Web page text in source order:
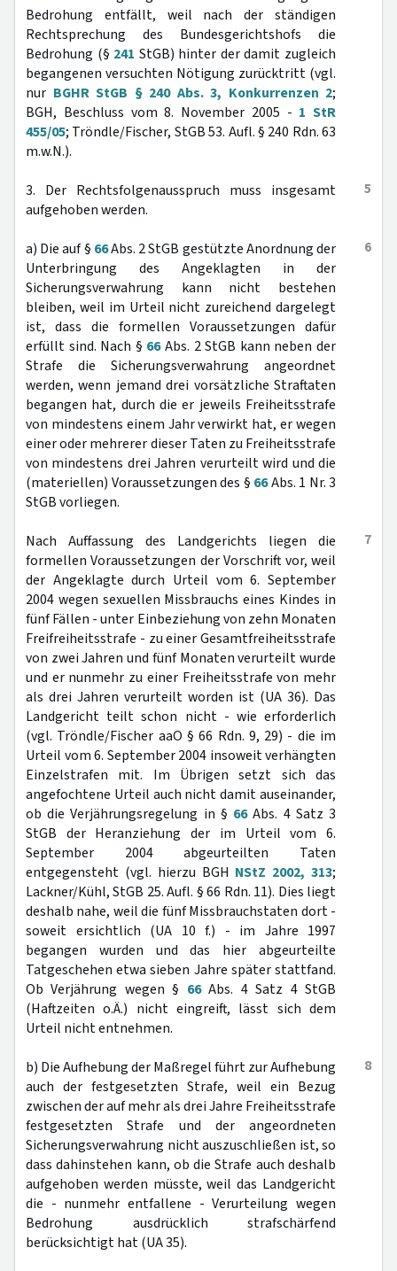
Bedrohung entfällt, weil nach der ständigen
Rechtsprechung des Bundesgerichtshofs die
Bedrohung (§ 241 StGB) hinter der damit zugleich
begangenen versuchten Nötigung zurücktritt (vgl.
nur BGHR StGB § 240 Abs. 3, Konkurrenzen 2;
BGH, Beschluss vom 8. November 2005 - 1 StR
455/05; Tröndle/Fischer, StGB 53. Aufl. § 240 Rdn. 63
m.w.N.).
5
3. Der Rechtsfolgenausspruch muss insgesamt
aufgehoben werden.
6
a) Die auf § 66Abs. 2 StGB gestützte Anordnung der
Unterbringung des Angeklagten in der
Sicherungsverwahrung kann nicht bestehen
bleiben, weil im Urteil nicht zureichend dargelegt
ist, dass die formellen Voraussetzungen dafür
erfüllt sind. Nach § 66Abs. 2 StGB kann neben der
Strafe die Sicherungsverwahrung angeordnet
werden, wenn jemand drei vorsätzliche Straftaten
begangen hat, durch die er jeweils Freiheitsstrafe
von mindestens einem Jahr verwirkt hat, er wegen
einer oder mehrerer dieser Taten zu Freiheitsstrafe
von mindestens drei Jahren verurteilt wird und die
(materiellen) Voraussetzungen des § 66Abs. 1 Nr. 3
StGB vorliegen.
7
Nach Auffassung des Landgerichts liegen die
formellen Voraussetzungen der Vorschrift vor, weil
der Angeklagte durch Urteil vom 6. September
2004 wegen sexuellen Missbrauchs eines Kindes in
fünf Fällen - unter Einbeziehung von zehn Monaten
Freifreiheitsstrafe - zu einer Gesamtfreiheitsstrafe
von zwei Jahren und fünf Monaten verurteilt wurde
und er nunmehr zu einer Freiheitsstrafe von mehr
als drei Jahren verurteilt worden ist (UA 36). Das
Landgericht teilt schon nicht - wie erforderlich
(vgl. Tröndle/Fischer aaO § 66 Rdn. 9, 29) - die im
Urteil vom 6. September 2004 insoweit verhängten
Einzelstrafen mit. Im Übrigen setzt sich das
angefochtene Urteil auch nicht damit auseinander,
ob die Verjährungsregelung in § 66Abs. 4 Satz 3
StGB der Heranziehung der im Urteil vom 6.
September 2004 abgeurteilten Taten
entgegensteht (vgl. hierzu BGH NStZ 2002, 313;
Lackner/Kühl, StGB 25. Aufl. § 66 Rdn. 11). Dies liegt
deshalb nahe, weil die fünf Missbrauchstaten dort -
soweit ersichtlich (UA 10 f.) - im Jahre 1997
begangen wurden und das hier abgeurteilte
Tatgeschehen etwa sieben Jahre später stattfand.
Ob Verjährung wegen § 66Abs. 4 Satz 4 StGB
(Haftzeiten o.Ä.) nicht eingreift, lässt sich dem
Urteil nicht entnehmen.
8
b) Die Aufhebung der Maßregel führt zur Aufhebung
auch der festgesetzten Strafe, weil ein Bezug
zwischen der auf mehr als drei Jahre Freiheitsstrafe
festgesetzten Strafe und der angeordneten
Sicherungsverwahrung nicht auszuschließen ist, so
dass dahinstehen kann, ob die Strafe auch deshalb
aufgehoben werden müsste, weil das Landgericht
die - nunmehr entfallene - Verurteilung wegen
Bedrohung ausdrücklich strafschärfend
berücksichtigt hat (UA 35).